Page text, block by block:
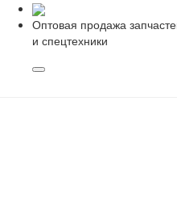
Оптовая продажа
и спецтехники